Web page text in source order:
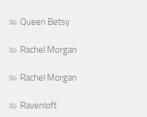
Queen Betsy
Rachel Morgan
Rachel Morgan
Ravenloft